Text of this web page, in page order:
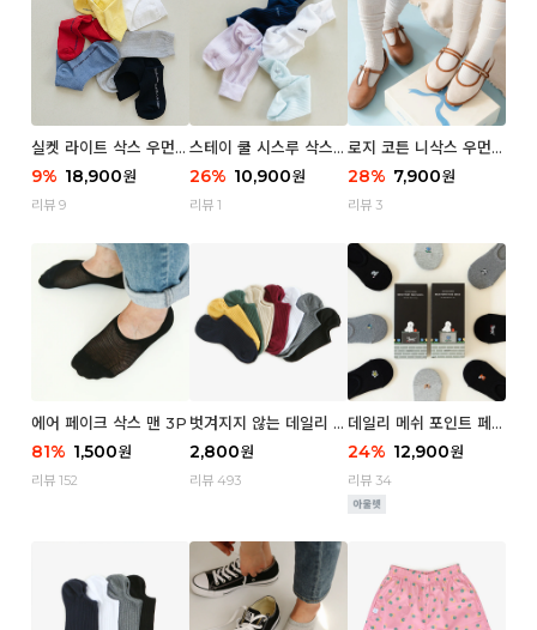
실켓 라이트 삭스 우먼 3
P
9% 18,900원
리뷰 9
스테이 쿨 시스루 삭스
우먼 2P
26% 10,900원
리뷰 1
로지 코튼 니삭스 우먼 1
P
28% 7,900원
리뷰 3
에어 페이크 삭스 맨 3P
81% 1,500원
리뷰 152
벗겨지지 않는 데일리 페
이크 삭스 (우먼)
2,800원
리뷰 493
데일리 메쉬 포인트 페이
크 삭스 우먼 4P
24% 12,900원
리뷰 34